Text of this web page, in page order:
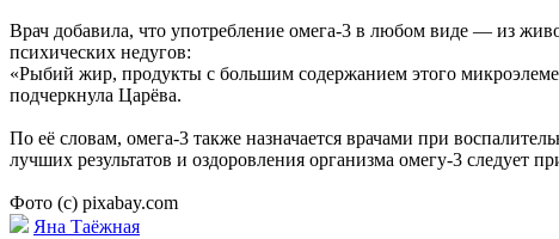
Врач добавила, что употребление омега-3 в любом виде — из
психических недугов:
«Рыбий жир, продукты с большим содержанием этого
подчеркнула Царёва.
По её словам, омега-3 также назначается врачами при
лучших результатов и оздоровления организма омегу-3 следует
Фото (с) pixabay.com
Яна Таёжная